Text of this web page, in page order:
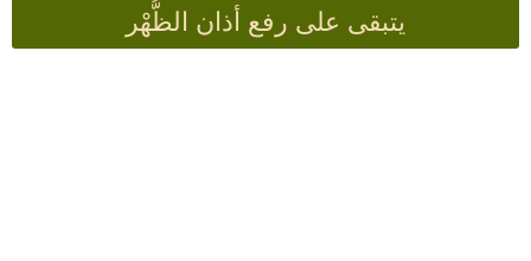
يتبقى على رفع أذان الظُّهْر